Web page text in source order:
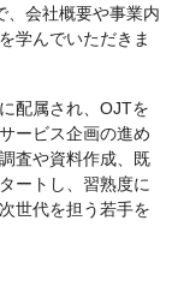
、会社概要や事業内
学んでいただきま
配属され、OJTを
ービス企画の進め
査や資料作成、既
ートし、習熟度に
世代を担う若手を